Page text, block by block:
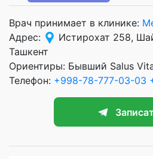
Врач принимает в клинике:
Адрес:
Истирохат 258,
Ташкент
Ориентиры: Бывший Salus
Телефон: +998-78-777-03-03